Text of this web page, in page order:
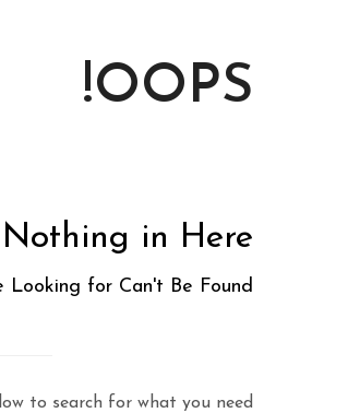
OOPS!
Nothing in Here
Looking for Can't Be Found.
to search for what you need.